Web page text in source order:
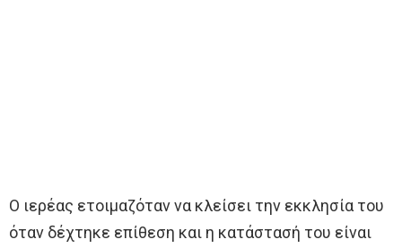
Ο ιερέας ετοιμαζόταν να κλείσει την εκκλησία του
όταν δέχτηκε επίθεση και η κατάστασή του είναι